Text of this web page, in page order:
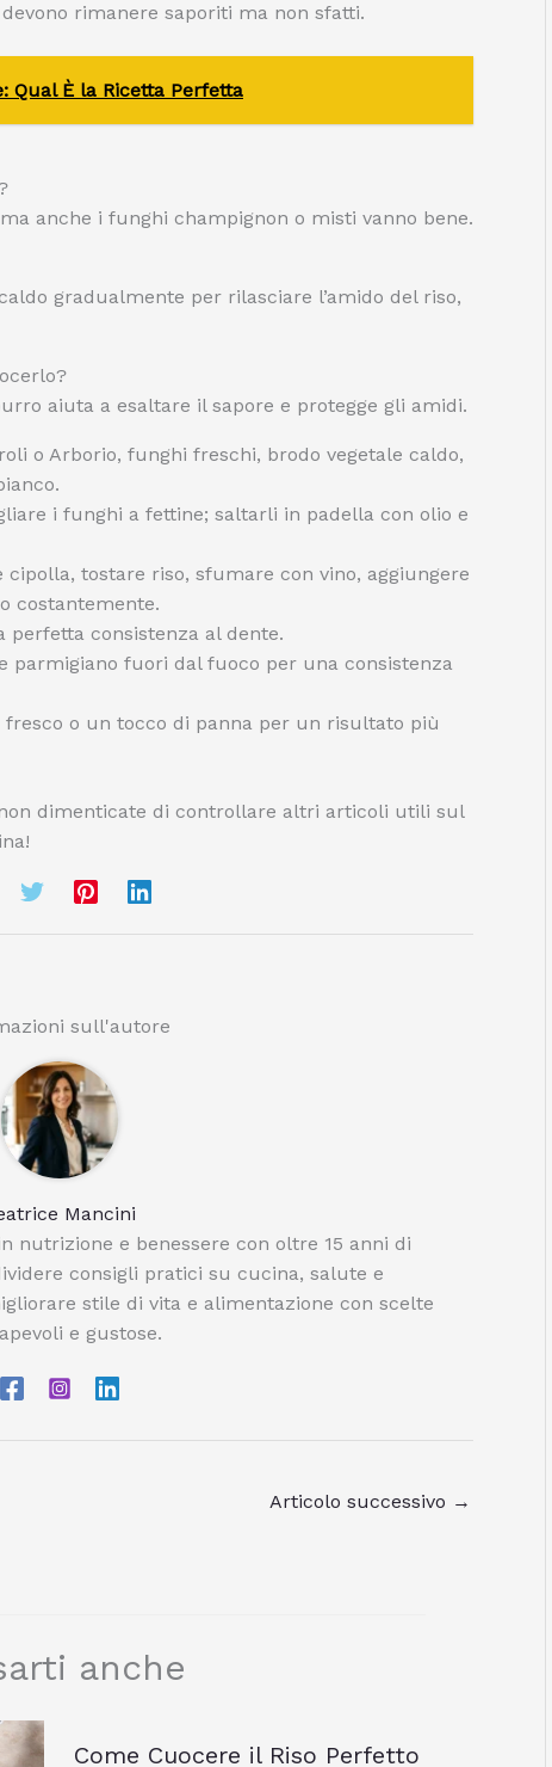
devono rimanere saporiti ma non sfatti.
Qual È la Ricetta Perfetta
anche i funghi champignon o misti vanno bene.
gradualmente per rilasciare l’amido del riso,
aiuta a esaltare il sapore e protegge gli amidi.
o Arborio, funghi freschi, brodo vegetale caldo,
i funghi a fettine; saltarli in padella con olio e
cipolla, tostare riso, sfumare con vino, aggiungere
costantemente.
perfetta consistenza al dente.
parmigiano fuori dal fuoco per una consistenza
o un tocco di panna per un risultato più
dimenticate di controllare altri articoli utili sul
sull'autore
Mancini
nutrizione e benessere con oltre 15 anni di
consigli pratici su cucina, salute e
stile di vita e alimentazione con scelte
e gustose.
Articolo successivo →
anche
Come Cuocere il Riso Perfetto